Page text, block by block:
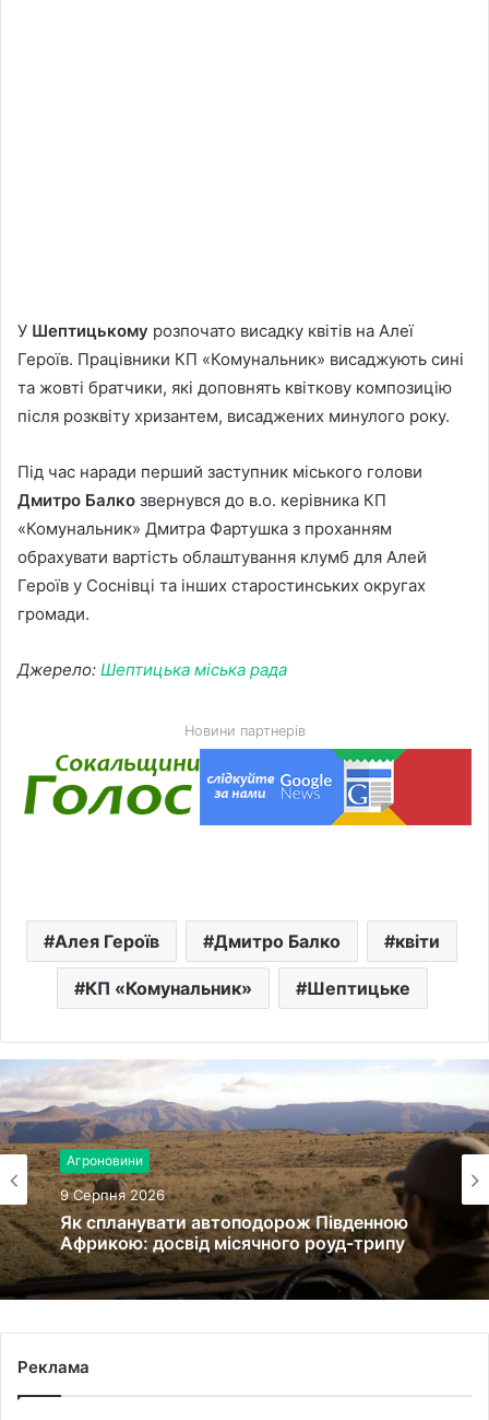
У Шептицькому розпочато висадку квітів на Алеї
Героїв. Працівники КП «Комунальник» висаджують сині
та жовті братчики, які доповнять квіткову композицію
після розквіту хризантем, висаджених минулого року.
Під час наради перший заступник міського голови
Дмитро Балко звернувся до в.о. керівника КП
«Комунальник» Дмитра Фартушка з проханням
обрахувати вартість облаштування клумб для Алей
Героїв у Соснівці та інших старостинських округах
громади.
Джерело: Шептицька міська рада
Новини партнерів
Алея Героїв Дмитро Балко квіти
КП «Комунальник» Шептицьке
Агроновини
9 Серпня 2026
Як спланувати автоподорож Південною
Африкою: досвід місячного роуд-трипу
Реклама